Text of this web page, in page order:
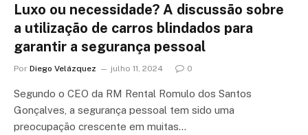
Luxo ou necessidade? A discussão sobre
a utilização de carros blindados para
garantir a segurança pessoal
Por Diego Velázquez julho 11, 2024 0
Segundo o CEO da RM Rental Romulo dos Santos
Gonçalves, a segurança pessoal tem sido uma
preocupação crescente em muitas…